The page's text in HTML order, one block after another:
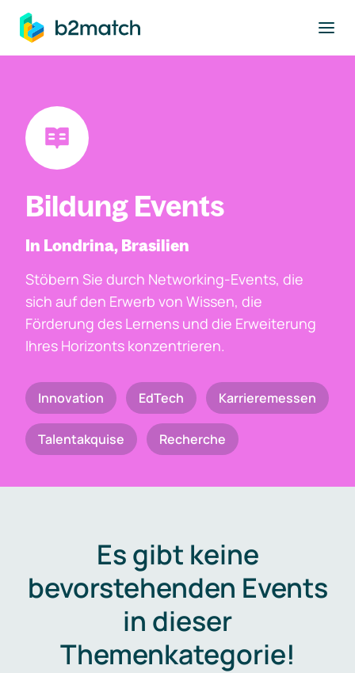
springen
Bildung Events
In Londrina, Brasilien
Stöbern Sie durch Networking-Events, die
sich auf den Erwerb von Wissen, die
Förderung des Lernens und die Erweiterung
Ihres Horizonts konzentrieren.
Innovation EdTech Karrieremessen
Talentakquise Recherche
Es gibt keine
bevorstehenden Events
in dieser
Themenkategorie!